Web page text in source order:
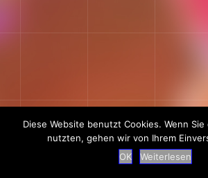
Diese Website benutzt Cookies. Wenn
nutzten, gehen wir von Ihrem
OK
Weiterlesen